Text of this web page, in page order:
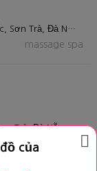
148A D. Đình Nghệ, An Hải Bắc, Sơn Trà, Đà Nẵng 550000
massage spa
139 Tạ Mỹ Duật, An Hải Bắc, Sơn Trà, Đà Nẵng, Việt Nam
làm móng/Estatic
của